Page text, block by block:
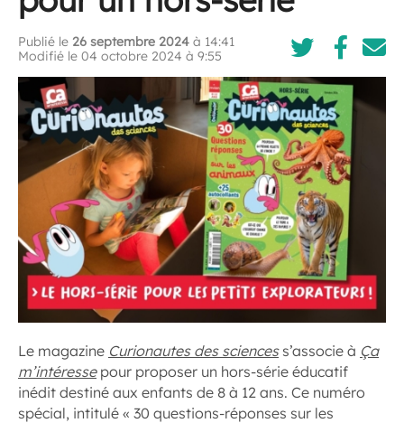
Publié le 26 septembre 2024 à 14:41
Modifié le 04 octobre 2024 à 9:55
Le magazine Curionautes des sciencess’associe à Ça
m’intéressepour proposer un hors-série éducatif
inédit destiné aux enfants de 8 à 12 ans. Ce numéro
spécial, intitulé « 30 questions-réponses sur les